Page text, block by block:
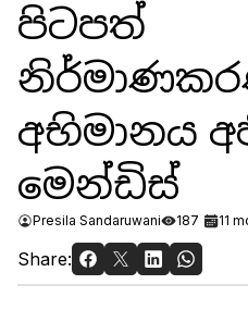
පිටපත්
අභිමානය
මෙන්ඩිස්
Presila Sandaruwani 187 11
Share: